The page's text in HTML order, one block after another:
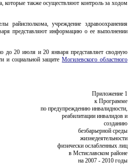
также осуществляют контроль за ходом
райисполкома, учреждение здравоохранения
представляют информацию о ее выполнении
до 20 июля и 20 января представляет сводную
и социальной защитеМогилевского областного
Приложение 1
к Программе
по предупреждению инвалидности,
реабилитации инвалидов и
созданию
безбарьерной среды
жизнедеятельности
физически ослабленных лиц
в Мстиславском районе
на 2007 - 2010 годы